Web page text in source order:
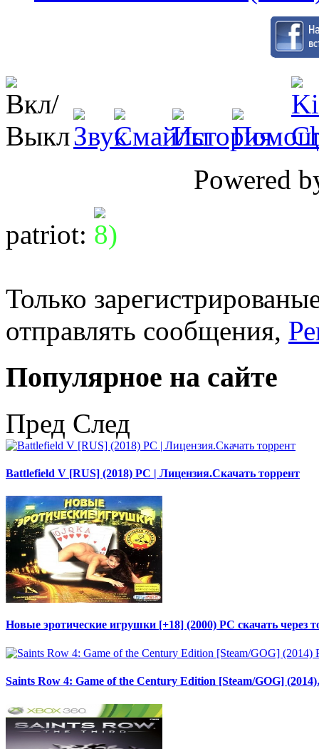
Powered
patriot:
Только
отправлять сообщения,
Популярное на сайте
Пред След
Battlefield V [RUS] (2018) PC | Лицензия.Скачать торрент
Новые эротические игрушки [+18] (2000) PC скачать через
Saints Row 4: Game of the Century Edition [Steam/GOG]